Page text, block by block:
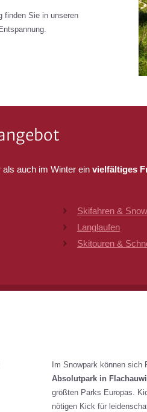
finden Sie in unseren
auch im Winter ein vielfältiges
Skifahren &
Langlaufen
Skitouren &
Im Snowpark können sich
Absolutpark in
größten Parks Europas.
nötigen Kick für